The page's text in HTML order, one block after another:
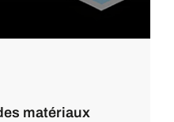
matériaux